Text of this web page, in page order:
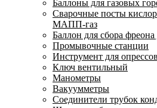
Баллоны для газовых
Сварочные посты
МАПП-газ
Баллон для сбора
Промывочные станции
Инструмент для
Ключ вентильный
Манометры
Вакуумметры
Соединители трубок